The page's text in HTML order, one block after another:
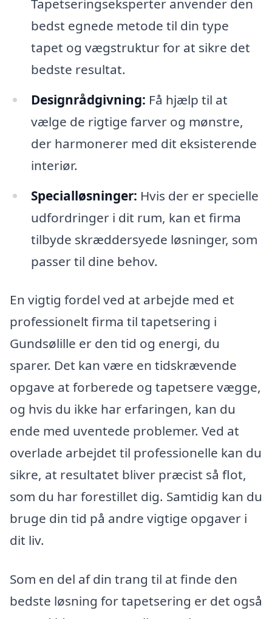
Tapetseringseksperter anvender den
bedst egnede metode til din type
tapet og vægstruktur for at sikre det
bedste resultat.
Designrådgivning: Få hjælp til at
vælge de rigtige farver og mønstre,
der harmonerer med dit eksisterende
interiør.
Specialløsninger: Hvis der er specielle
udfordringer i dit rum, kan et firma
tilbyde skræddersyede løsninger, som
passer til dine behov.
En vigtig fordel ved at arbejde med et
professionelt firma til tapetsering i
Gundsølille er den tid og energi, du
sparer. Det kan være en tidskrævende
opgave at forberede og tapetsere vægge,
og hvis du ikke har erfaringen, kan du
ende med uventede problemer. Ved at
overlade arbejdet til professionelle kan du
sikre, at resultatet bliver præcist så flot,
som du har forestillet dig. Samtidig kan du
bruge din tid på andre vigtige opgaver i
dit liv.
Som en del af din trang til at finde den
bedste løsning for tapetsering er det også